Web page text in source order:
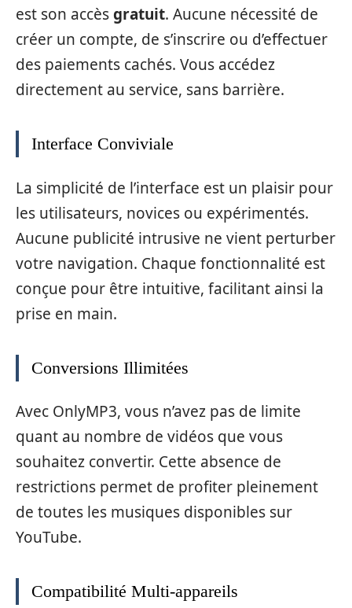
est son accèsgratuit. Aucune nécessité de
créer un compte, de s’inscrire ou d’effectuer
des paiements cachés. Vous accédez
directement au service, sans barrière.
Interface Conviviale
La simplicité de l’interface est un plaisir pour
les utilisateurs, novices ou expérimentés.
Aucune publicité intrusive ne vient perturber
votre navigation. Chaque fonctionnalité est
conçue pour être intuitive, facilitant ainsi la
prise en main.
Conversions Illimitées
Avec OnlyMP3, vous n’avez pas de limite
quant au nombre de vidéos que vous
souhaitez convertir. Cette absence de
restrictions permet de profiter pleinement
de toutes les musiques disponibles sur
YouTube.
Compatibilité Multi-appareils